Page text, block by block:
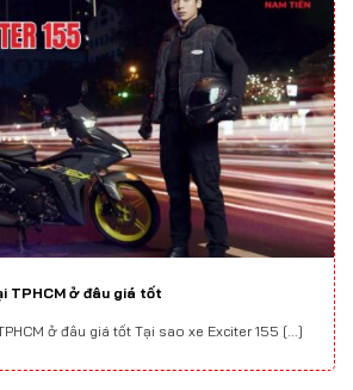
TPHCM ở đâu giá tốt
ở đâu giá tốt Tại sao xe Exciter 155 [...]